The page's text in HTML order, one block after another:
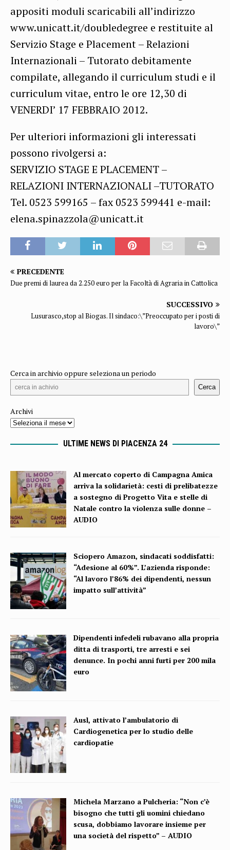
appositi moduli scaricabili all’indirizzo
www.unicatt.it/doubledegree e restituite al
Servizio Stage e Placement – Relazioni
Internazionali – Tutorato debitamente
compilate, allegando il curriculum studi e il
curriculum vitae, entro le ore 12,30 di
VENERDI’ 17 FEBBRAIO 2012.
Per ulteriori informazioni gli interessati
possono rivolgersi a:
SERVIZIO STAGE E PLACEMENT –
RELAZIONI INTERNAZIONALI –TUTORATO
Tel. 0523 599165 – fax 0523 599441 e-mail:
elena.spinazzola@unicatt.it
PRECEDENTE
Due premi di laurea da 2.250 euro per la Facoltà di Agraria in Cattolica
SUCCESSIVO
Lusurasco,stop al Biogas. Il sindaco:\”Preoccupato per i posti di
lavoro\”
Cerca in archivio oppure seleziona un periodo
Cerca
Archivi
ULTIME NEWS DI PIACENZA 24
Al mercato coperto di Campagna Amica
arriva la solidarietà: cesti di prelibatezze
a sostegno di Progetto Vita e stelle di
Natale contro la violenza sulle donne –
AUDIO
Sciopero Amazon, sindacati soddisfatti:
“Adesione al 60%”. L’azienda risponde:
“Al lavoro l’86% dei dipendenti, nessun
impatto sull’attività”
Dipendenti infedeli rubavano alla propria
ditta di trasporti, tre arresti e sei
denunce. In pochi anni furti per 200 mila
euro
Ausl, attivato l’ambulatorio di
Cardiogenetica per lo studio delle
cardiopatie
Michela Marzano a Pulcheria: “Non c’è
bisogno che tutti gli uomini chiedano
scusa, dobbiamo lavorare insieme per
una società del rispetto” – AUDIO